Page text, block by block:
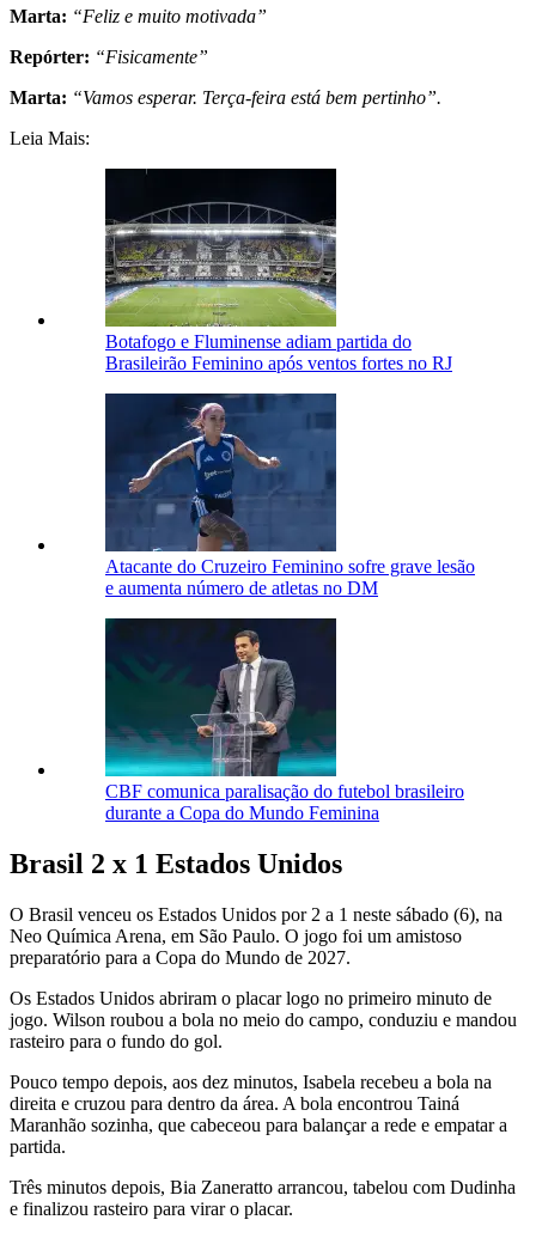
Marta: “Feliz e muito motivada”
Repórter: “Fisicamente”
Marta: “Vamos esperar. Terça-feira está bem pertinho”.
Leia Mais:
Botafogo e Fluminense adiam partida do
Brasileirão Feminino após ventos fortes no RJ
Atacante do Cruzeiro Feminino sofre grave lesão
e aumenta número de atletas no DM
CBF comunica paralisação do futebol brasileiro
durante a Copa do Mundo Feminina
Brasil 2 x 1 Estados Unidos
O Brasil venceu os Estados Unidos por 2 a 1 neste sábado (6), na
Neo Química Arena, em São Paulo. O jogo foi um amistoso
preparatório para a Copa do Mundo de 2027.
Os Estados Unidos abriram o placar logo no primeiro minuto de
jogo. Wilson roubou a bola no meio do campo, conduziu e mandou
rasteiro para o fundo do gol.
Pouco tempo depois, aos dez minutos, Isabela recebeu a bola na
direita e cruzou para dentro da área. A bola encontrou Tainá
Maranhão sozinha, que cabeceou para balançar a rede e empatar a
partida.
Três minutos depois, Bia Zaneratto arrancou, tabelou com Dudinha
e finalizou rasteiro para virar o placar.